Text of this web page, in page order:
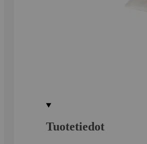
Tuotetiedot